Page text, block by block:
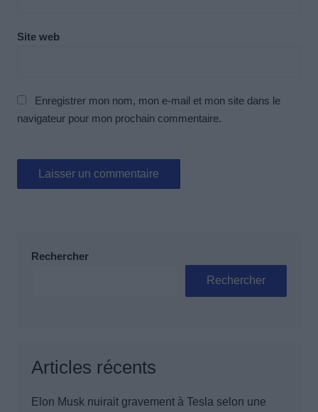
Site web
Enregistrer mon nom, mon e-mail et mon site dans le
navigateur pour mon prochain commentaire.
Rechercher
Rechercher
Articles récents
Elon Musk nuirait gravement à Tesla selon une